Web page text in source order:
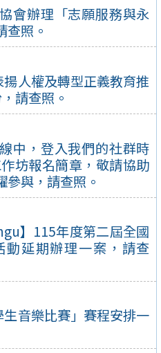
會辦理「志願服務與永
查照。
人權及轉型正義教育推
請查照。
中，登入我們的社群時
坊報名簡章，敬請協助
與，請查照。
】115年度第二屆全國
延期辦理一案，請查
音樂比賽」賽程安排一